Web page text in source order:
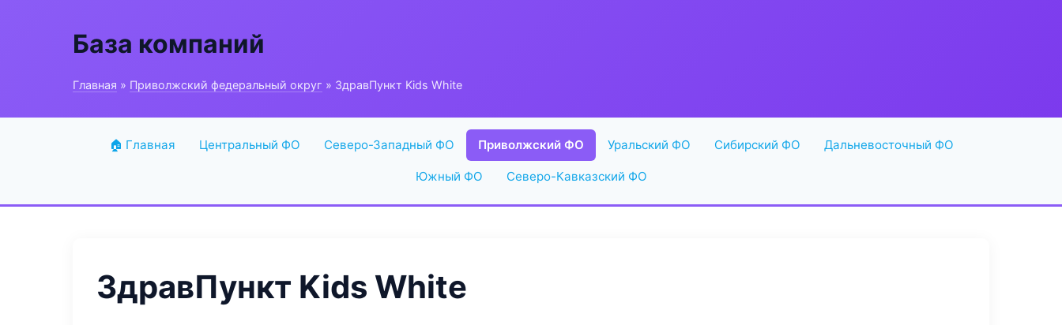
База компаний
Главная » Приволжский федеральный округ » ЗдравПункт Kids White
🏠 Главная Центральный ФО Северо-Западный ФО Приволжский ФО Уральский ФО Сибирский ФО Дальневосточный ФО
Южный ФО Северо-Кавказский ФО
ЗдравПункт Kids White